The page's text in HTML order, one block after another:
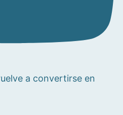
a convertirse en